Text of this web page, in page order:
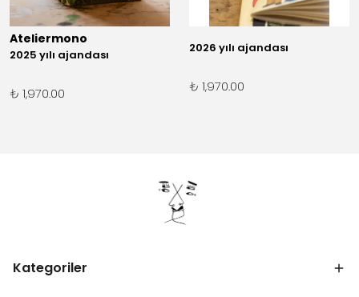
Ateliermono
2025 yılı ajandası
₺ 1,970.00
2026 yılı ajandası
₺ 1,970.00
Kategoriler